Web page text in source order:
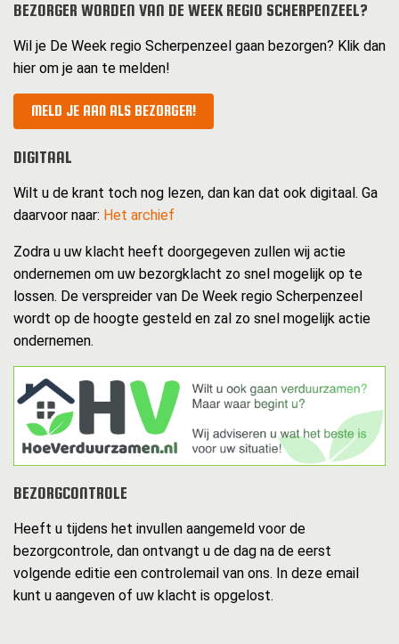
BEZORGER WORDEN VAN DE WEEK REGIO SCHERPENZEEL?
Wil je De Week regio Scherpenzeel gaan bezorgen? Klik dan
hier om je aan te melden!
MELD JE AAN ALS BEZORGER!
DIGITAAL
Wilt u de krant toch nog lezen, dan kan dat ook digitaal. Ga
daarvoor naar: Het archief
Zodra u uw klacht heeft doorgegeven zullen wij actie
ondernemen om uw bezorgklacht zo snel mogelijk op te
lossen. De verspreider van De Week regio Scherpenzeel
wordt op de hoogte gesteld en zal zo snel mogelijk actie
ondernemen.
BEZORGCONTROLE
Heeft u tijdens het invullen aangemeld voor de
bezorgcontrole, dan ontvangt u de dag na de eerst
volgende editie een controlemail van ons. In deze email
kunt u aangeven of uw klacht is opgelost.